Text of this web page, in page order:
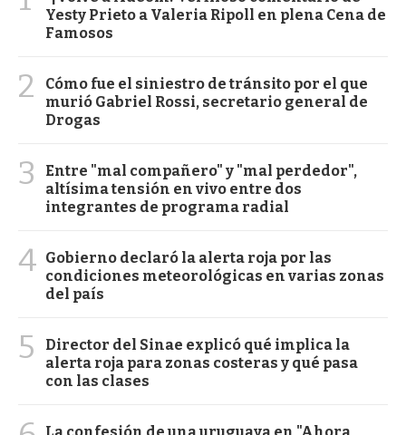
Yesty Prieto a Valeria Ripoll en plena Cena de
Famosos
2
Cómo fue el siniestro de tránsito por el que
murió Gabriel Rossi, secretario general de
Drogas
3
Entre "mal compañero" y "mal perdedor",
altísima tensión en vivo entre dos
integrantes de programa radial
4 Gobierno declaró la alerta roja por las
condiciones meteorológicas en varias zonas
del país
5
Director del Sinae explicó qué implica la
alerta roja para zonas costeras y qué pasa
con las clases